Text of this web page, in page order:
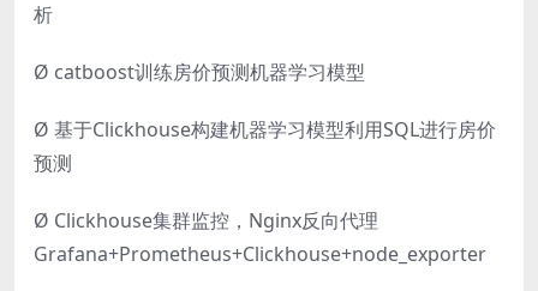
析
Ø catboost训练房价预测机器学习模型
Ø 基于Clickhouse构建机器学习模型利用SQL进行房价
预测
Ø Clickhouse集群监控，Nginx反向代理
Grafana+Prometheus+Clickhouse+node_exporter